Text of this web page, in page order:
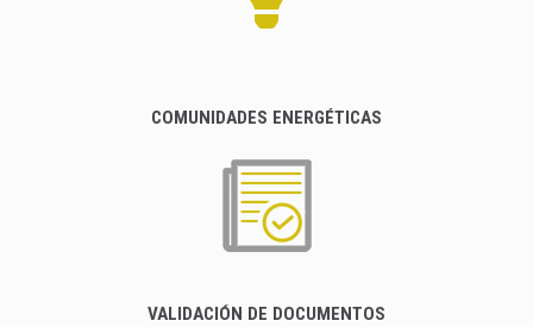
COMUNIDADES ENERGÉTICAS
VALIDACIÓN DE DOCUMENTOS